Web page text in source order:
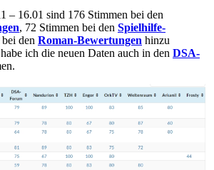
– 16.01 sind 176 Stimmen bei den
, 72 Stimmen bei den Spielhilfe-
den Roman-Bewertungen hinzu
ich die neuen Daten auch in den DSA-